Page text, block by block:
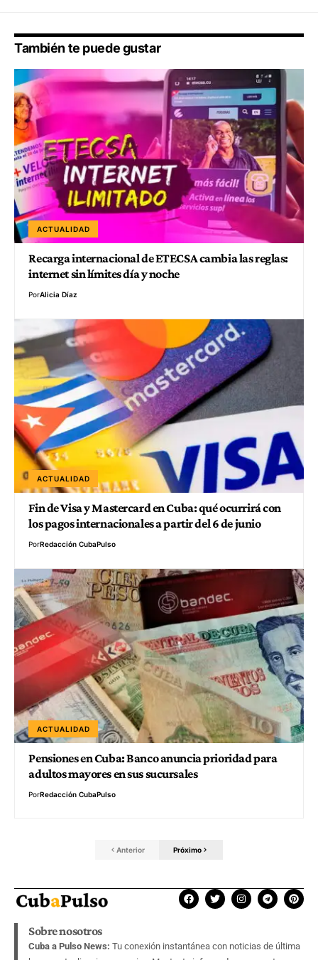
También te puede gustar
ACTUALIDAD
Recarga internacional de ETECSA cambia las reglas:
internet sin límites día y noche
PorAlicia Díaz
ACTUALIDAD
Fin de Visa y Mastercard en Cuba: qué ocurrirá con
los pagos internacionales a partir del 6 de junio
PorRedacción CubaPulso
ACTUALIDAD
Pensiones en Cuba: Banco anuncia prioridad para
adultos mayores en sus sucursales
PorRedacción CubaPulso
Anterior Próximo
Sobre nosotros
Cuba a Pulso News: Tu conexión instantánea con noticias de última